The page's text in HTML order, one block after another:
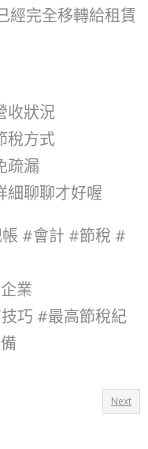
經完全移轉給租賃
收狀況
稅方式
疏漏
細聊聊才好喔
#會計 #節稅 #
業
巧 #最高節稅紀
Next